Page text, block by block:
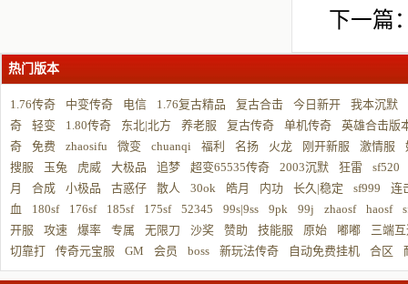
下一篇
热门版本
1.76传奇 中变传奇 电信 1.76复古精品 复古合击 今日新开
我本沉默
奇
轻变 1.80传奇 东北|北方 养老服 复古传奇 单机传奇
英雄合击版
奇
免费 zhaosifu 微变 chuanqi 福利 名扬 火龙 刚开新服 激情服
搜服
玉兔 虎威 大极品 追梦 超变65535传奇 2003沉默 狂雷
sf520
月
合成 小极品 古惑仔 散人 30ok 皓月 内功 长久|稳定 sf999
连
血
180sf 176sf 185sf 175sf 52345 99s|9ss 9pk 99j zhaosf haosf
开服
攻速 爆率 专属 无限刀 沙奖 赞助 技能服 原始 嘟嘟
三端
切靠打
传奇元宝服 GM 会员 boss 新玩法传奇 自动免费挂机 合区